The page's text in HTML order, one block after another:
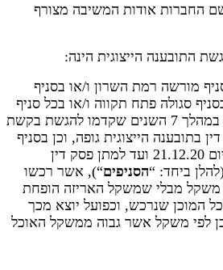
החברות אודות המשיבה מצורף
התובענה הייצוגית הינה:
מורשה רמת השרון ו/או בסניף
סגולה פתח תקווה ו/או בכל סניף
אחר של המשיבה, וזאת במהלך 7 השנים שקדמו להגשת בקשת
בתובענה הייצוגית גופה, וכן בסניף
תלפיות ירושלים החל מיום 21.12.20 ועד למתן פסק דין
ביחד: “הסניפים“), אשר רכשו
משקל מבלי שמשקל האריזה הופחת
המוכן שנרכש, וכפועל יוצא מכך
לפי משקל אשר גבוה ממשקל האוכל